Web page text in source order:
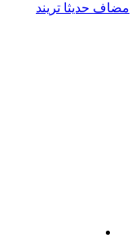
مضاف حديثا تريند